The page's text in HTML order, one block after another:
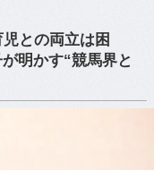
との両立は困
明かす“競馬界と